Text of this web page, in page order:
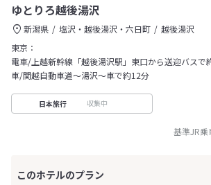
ゆとりろ越後湯沢
新潟県 塩沢・越後湯沢・六日町
越後湯沢
東京：
電車/上越新幹線「越後湯沢駅」東口から送迎バスで
車/関越自動車道～湯沢～車で約12分
日本旅行 収集中
基準JR乗